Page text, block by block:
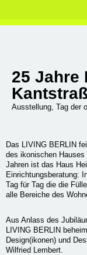
25 Jahre
Ausstellung, Tag der
Das LIVING BERLIN
des ikonischen
Jahren ist das Haus
Einrichtungsberatung:
Tag für Tag die die
alle Bereiche des
Aus Anlass des
LIVING BERLIN
Design(ikonen) und
Wilfried Lembert.